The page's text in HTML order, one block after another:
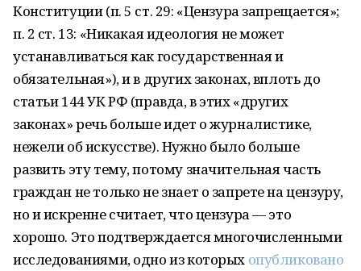
Конституции (п. 5 ст. 29: «Цензура запрещается»;
п. 2 ст. 13: «Никакая идеология не может
устанавливаться как государственная и
обязательная»), и в других законах, вплоть до
статьи 144 УК РФ (правда, в этих «других
законах» речь больше идет о журналистике,
нежели об искусстве). Нужно было больше
развить эту тему, потому значительная часть
граждан не только не знает о запрете на цензуру,
но и искренне считает, что цензура — это
хорошо. Это подтверждается многочисленными
исследованиями, одно из которых опубликовано